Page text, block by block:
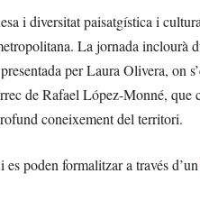
i diversitat paisatgística i
La jornada inclourà
per Laura Olivera, on
de Rafael López-Monné, que
coneixement del territori.
poden formalitzar a través d’un